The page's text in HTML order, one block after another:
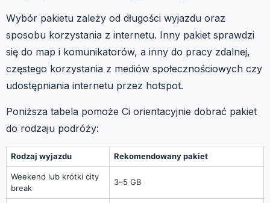
Wybór pakietu zależy od długości wyjazdu oraz
sposobu korzystania z internetu. Inny pakiet sprawdzi
się do map i komunikatorów, a inny do pracy zdalnej,
częstego korzystania z mediów społecznościowych czy
udostępniania internetu przez hotspot.
Poniższa tabela pomoże Ci orientacyjnie dobrać pakiet
do rodzaju podróży:
Rodzaj wyjazdu Rekomendowany pakiet
Weekend lub krótki city
break
3–5 GB